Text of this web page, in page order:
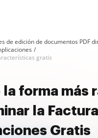
de edición de documentos PDF
gratis
la forma más
la
Gratis